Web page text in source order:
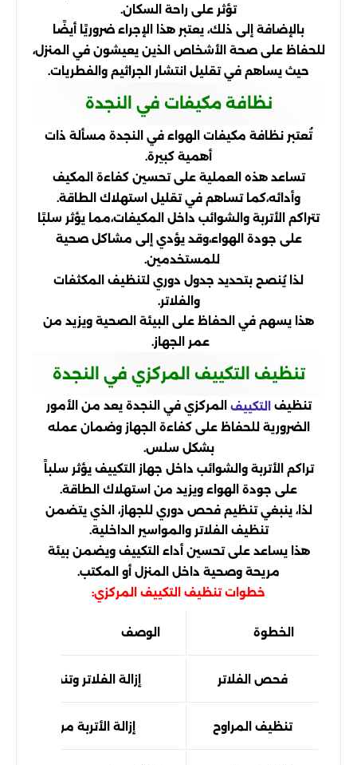
تؤثر على راحة السكان.
بالإضافة إلى ذلك، يعتبر هذا الإجراء ضروريًا أيضًا
للحفاظ على صحة الأشخاص الذين يعيشون في المنزل،
حيث يساهم في تقليل انتشار الجراثيم والفطريات.
نظافة مكيفات في النجدة
تُعتبر نظافة مكيفات الهواء في النجدة مسألة ذات
أهمية كبيرة.
تساعد هذه العملية على تحسين كفاءة المكيف
وأدائه،كما تساهم في تقليل استهلاك الطاقة.
تتراكم الأتربة والشوائب داخل المكيفات،مما يؤثر سلبًا
على جودة الهواء،وقد يؤدي إلى مشاكل صحية
للمستخدمين.
لذا يُنصح بتحديد جدول دوري لتنظيف المكثفات
والفلاتر.
هذا يسهم في الحفاظ على البيئة الصحية ويزيد من
عمر الجهاز.
تنظيف التكييف المركزي في النجدة
تنظيف التكييف المركزي في النجدة يعد من الأمور
الضرورية للحفاظ على كفاءة الجهاز وضمان عمله
بشكل سلس.
تراكم الأتربة والشوائب داخل جهاز التكييف يؤثر سلباً
على جودة الهواء ويزيد من استهلاك الطاقة.
لذا، ينبغي تنظيم فحص دوري للجهاز، الذي يتضمن
تنظيف الفلاتر والمواسير الداخلية.
هذا يساعد على تحسين أداء التكييف ويضمن بيئة
مريحة وصحية داخل المنزل أو المكتب.
خطوات تنظيف التكييف المركزي:
الخطوة الوصف
فحص الفلاتر إزالة الفلاتر وتنظيفها أو
تنظيف المراوح إزالة الأتربة من المراوح